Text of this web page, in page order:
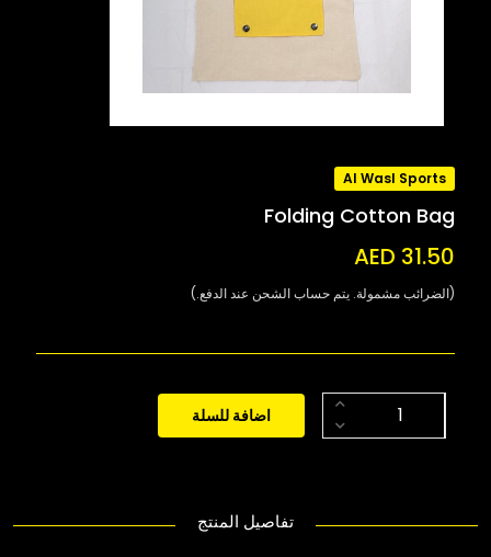
Al Wasl Sports
Folding Cotton Bag
AED 31.50
(الضرائب مشمولة. يتم حساب الشحن عند الدفع.)
اضافة للسلة
تفاصيل المنتج